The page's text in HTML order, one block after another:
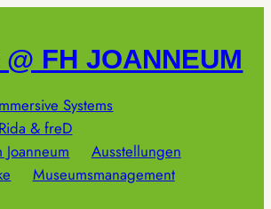
FH JOANNEUM
Systems
& freD
Joanneum
Ausstellungen
Museumsmanagement